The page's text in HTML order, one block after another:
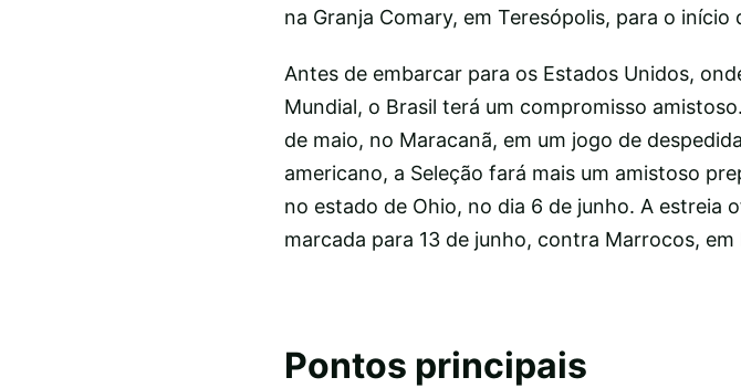
na Granja Comary, em Teresópolis, para o
Antes de embarcar para os Estados Unidos,
Mundial, o Brasil terá um compromisso
de maio, no Maracanã, em um jogo de
americano, a Seleção fará mais um amistoso
no estado de Ohio, no dia 6 de junho. A estreia
marcada para 13 de junho, contra Marrocos, em
Pontos principais